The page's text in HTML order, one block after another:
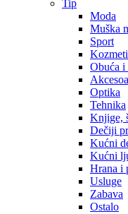
Tip
Moda
Muška
Sport
Obuća i
Optika
Tehnika
Knjige,
Dečiji
Kućni
Kućni
Hrana i
Usluge
Zabava
Ostalo